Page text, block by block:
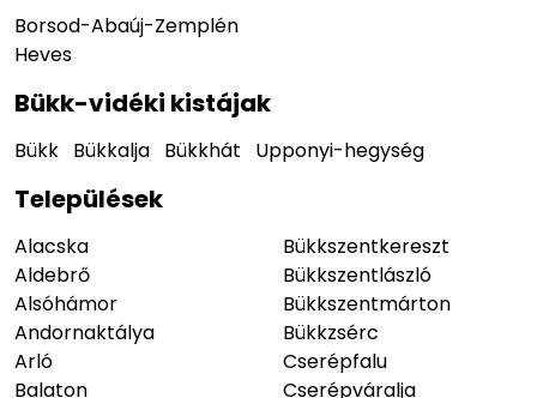
Borsod-Abaúj-Zemplén
Heves
Bükk-vidéki kistájak
Bükk Bükkalja Bükkhát Upponyi-hegység
Települések
Alacska
Aldebrő
Alsóhámor
Andornaktálya
Arló
Balaton
Bükkszentkereszt
Bükkszentlászló
Bükkszentmárton
Bükkzsérc
Cserépfalu
Cserépváralja